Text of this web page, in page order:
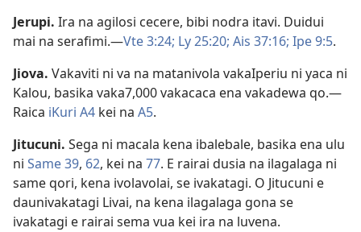
Jerupi. Ira na agilosi cecere, bibi nodra itavi. Duidui
mai na serafimi.​—Vte 3:24; Ly 25:20; Ais 37:16; Ipe 9:5.
Jiova. Vakaviti ni va na matanivola vakaIperiu ni yaca ni
Kalou, basika vaka7,000 vakacaca ena vakadewa qo.​—
Raica iKuri A4 kei na A5.
Jitucuni. Sega ni macala kena ibalebale, basika ena ulu
ni Same 39, 62, kei na 77. E rairai dusia na ilagalaga ni
same qori, kena ivolavolai, se ivakatagi. O Jitucuni e
daunivakatagi Livai, na kena ilagalaga gona se
ivakatagi e rairai sema vua kei ira na luvena.